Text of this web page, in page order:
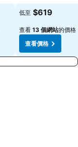
查看價格
低至 $619
查看 13 個網站的價格
查看價格